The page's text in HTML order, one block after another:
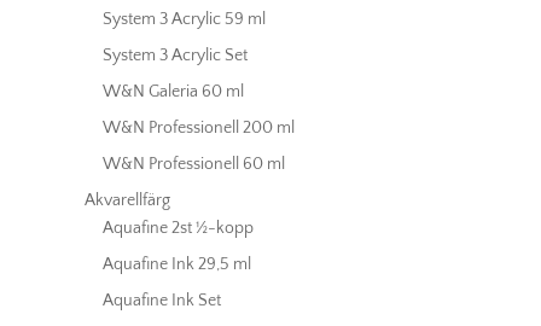
System 3 Acrylic 59 ml
System 3 Acrylic Set
W&N Galeria 60 ml
W&N Professionell 200 ml
W&N Professionell 60 ml
Akvarellfärg
Aquafine 2st ½-kopp
Aquafine Ink 29,5 ml
Aquafine Ink Set